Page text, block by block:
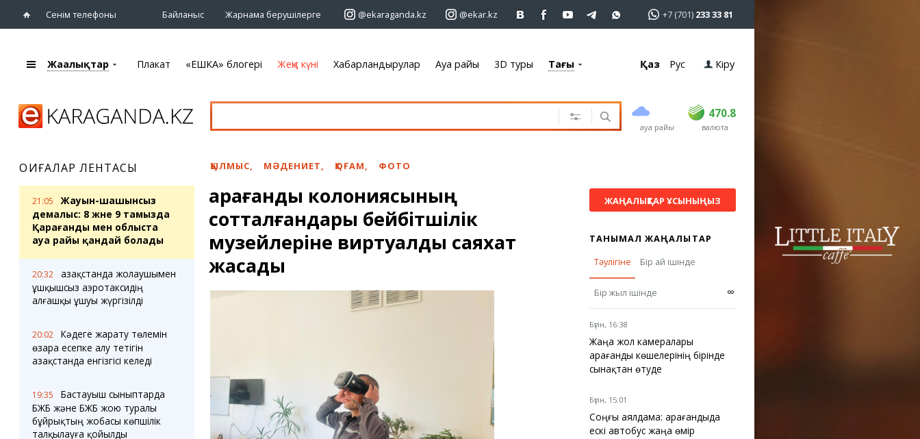
Сенім телефоны Байланыс Жарнама берушілерге @ekaraganda.kz @ekar.kz +7 (701) 233 33 81
Жаңалықтары
eTV
Ақпараттық
бюллетень
Тұлғалар
Сұхбат
Плакат
Театрлар
Спорт
Көрмелер
Цирк және
хайуанаттар бағы
Хабарландырулар
Автомобильдер
Қызметтер
Электроника
Жиһаз
«ЕШКА» блогері
Блогер лентасы
Фотокомикстер
Аптаның коллажы
Ешкин жұлдыз
Карталар
Жолдарды жабу
Ауа райы
Қарағанды
Медиа
Қызметтер
Анықтамалық
Жаңалықтар Плакат «ЕШКА» блогері Жеңіс күні Хабарландырулар Ауа райы 3D туры Тағы Қаз Рус Кіру
ауа райы
470.8
USD 468.5 470.8
EUR валюта
ОҚИҒАЛАР ЛЕНТАСЫ
21:05
Жауын-шашынсыз
демалыс: 8 және 9 тамызда
Қарағанды мен облыста
ауа райы қандай болады
20:32
Қазақстанда жолаушымен
ұшқышсыз аэротаксидің
алғашқы ұшуы жүргізілді
20:02
Кәдеге жарату төлемін
өзара есепке алу тетігін
Қазақстанда енгізгісі келеді
19:35
Бастауыш сыныптарда
БЖБ және БЖБ жою туралы
бұйрықтың жобасы көпшілік
талқылауға қойылды
ҚЫЛМЫС, МӘДЕНИЕТ, ҚОҒАМ, ФОТО
Қарағанды колониясының
сотталғандары бейбітшілік
музейлеріне виртуалды саяхат
жасады
ЖАҢАЛЫҚТАР ҰСЫНЫҢЫЗ
ТАНЫМАЛ ЖАҢАЛЫҚТАР
Тәулігіне
Бір ай ішінде
Бір жыл ішінде ∞
Бүгін, 16:38
Жаңа жол камералары
Қарағанды көшелерінің бірінде
сынақтан өтуде
Бүгін, 15:01
Соңғы аялдама: Қарағандыда
ескі автобус жаңа өмір